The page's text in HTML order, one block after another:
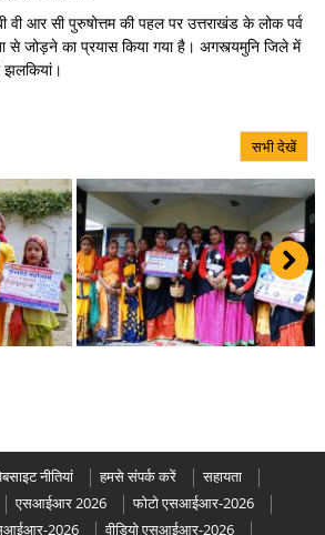
वी आर सी पुरुषोत्तम की पहल पर उत्तराखंड के लोक पर्व
से जोड़ने का प्रयास किया गया है। अगस्त्यमुनि जिले में
सभी देखें
नीतियां हमसे संपर्क करें
सहायता
एसआईआर 2026
फोटो एसआईआर-2026
2026
वीडियो एसआईआर-2026